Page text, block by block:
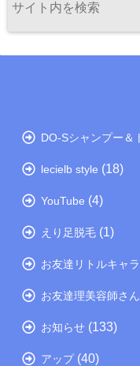
DO-Sシャンプー＆
lecielb style (18)
YouTube (4)
えり足脱毛 (1)
お友達リトルキャ
お友達理美容師さん
お知らせ (133)
アップ(40)